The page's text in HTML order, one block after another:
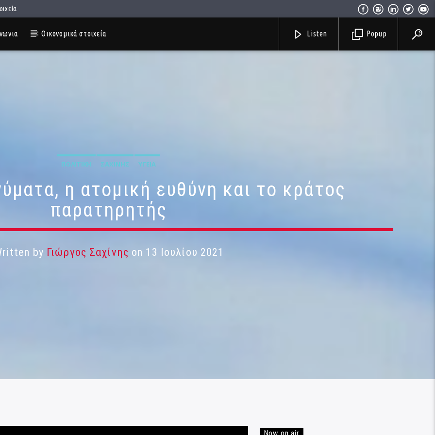
Οικονομικά στοιχεία Popup
Listen
ΠΟΛΙΤΙΚΉ ΣΑΧΊΝΗΣ ΥΓΕΊΑ
η ατομική ευθύνη και το κράτος
παρατηρητής
by Γιώργος Σαχίνης on 13 Ιουλίου 2021